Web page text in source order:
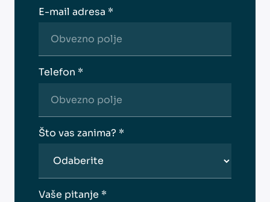
E-mail adresa *
Telefon *
Što vas zanima? *
Vaše pitanje *